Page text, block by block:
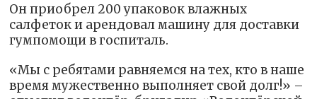
Он приобрел 200 упаковок влажных
салфеток и арендовал машину для доставки
гумпомощи в госпиталь.
«Мы с ребятами равняемся на тех, кто в наше
время мужественно выполняет свой долг!» –